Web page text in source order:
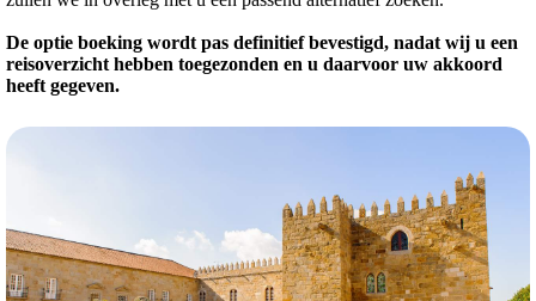
De optie boeking wordt pas definitief bevestigd, nadat wij u een
reisoverzicht hebben toegezonden en u daarvoor uw akkoord
heeft gegeven.